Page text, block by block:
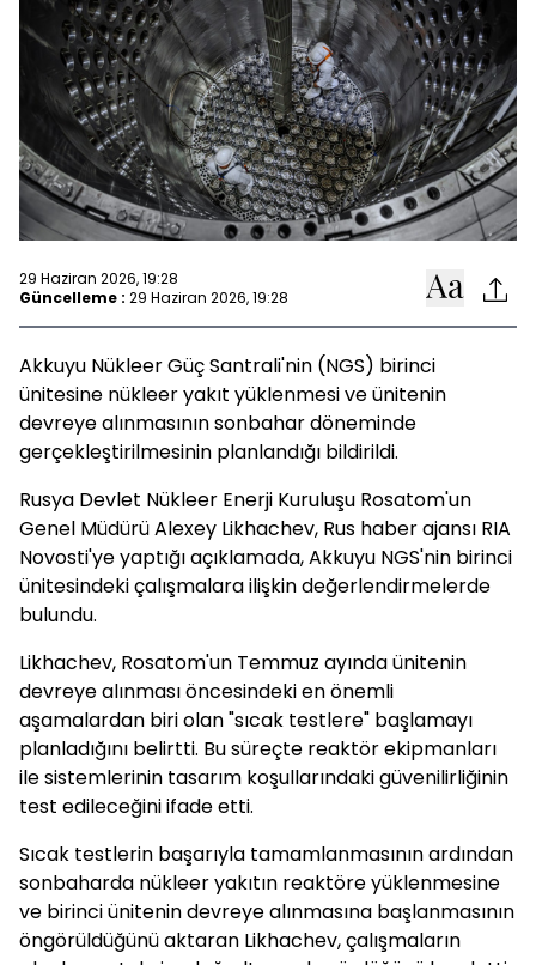
29 Haziran 2026, 19:28
Güncelleme : 29 Haziran 2026, 19:28
Akkuyu Nükleer Güç Santrali'nin (NGS) birinci
ünitesine nükleer yakıt yüklenmesi ve ünitenin
devreye alınmasının sonbahar döneminde
gerçekleştirilmesinin planlandığı bildirildi.
Rusya Devlet Nükleer Enerji Kuruluşu Rosatom'un
Genel Müdürü Alexey Likhachev, Rus haber ajansı RIA
Novosti'ye yaptığı açıklamada, Akkuyu NGS'nin birinci
ünitesindeki çalışmalara ilişkin değerlendirmelerde
bulundu.
Likhachev, Rosatom'un Temmuz ayında ünitenin
devreye alınması öncesindeki en önemli
aşamalardan biri olan "sıcak testlere" başlamayı
planladığını belirtti. Bu süreçte reaktör ekipmanları
ile sistemlerinin tasarım koşullarındaki güvenilirliğinin
test edileceğini ifade etti.
Sıcak testlerin başarıyla tamamlanmasının ardından
sonbaharda nükleer yakıtın reaktöre yüklenmesine
ve birinci ünitenin devreye alınmasına başlanmasının
öngörüldüğünü aktaran Likhachev, çalışmaların